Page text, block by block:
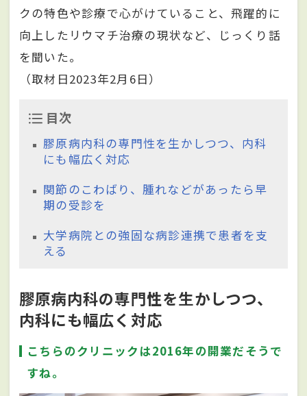
クの特色や診療で心がけていること、飛躍的に
向上したリウマチ治療の現状など、じっくり話
を聞いた。
（取材日2023年2月6日）
目次
膠原病内科の専門性を生かしつつ、内科
にも幅広く対応
関節のこわばり、腫れなどがあったら早
期の受診を
大学病院との強固な病診連携で患者を支
える
膠原病内科の専門性を生かしつつ、
内科にも幅広く対応
こちらのクリニックは2016年の開業だそうで
すね。